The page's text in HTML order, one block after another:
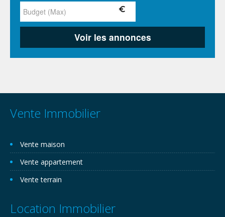
Vente Immobilier
Vente maison
Vente appartement
Vente terrain
Location Immobilier